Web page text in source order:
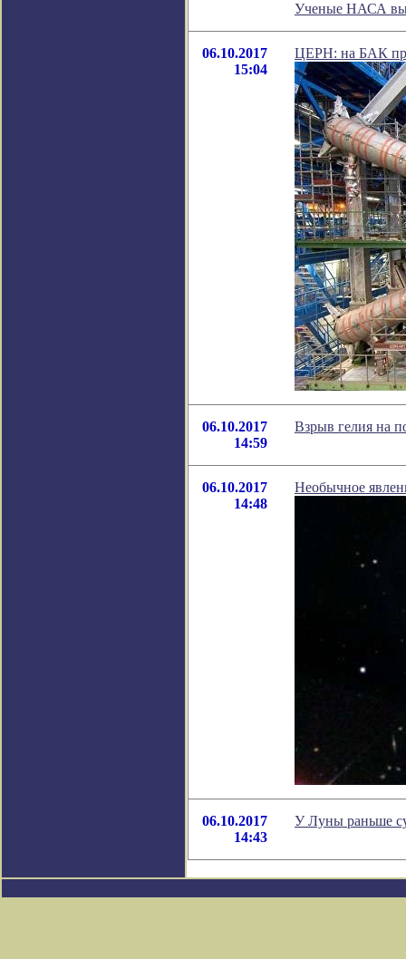
Ученые НАСА
06.10.2017
15:04
ЦЕРН: на БАК
06.10.2017
14:59
Взрыв гелия на
06.10.2017
14:48
Необычное
06.10.2017
14:43
У Луны раньше